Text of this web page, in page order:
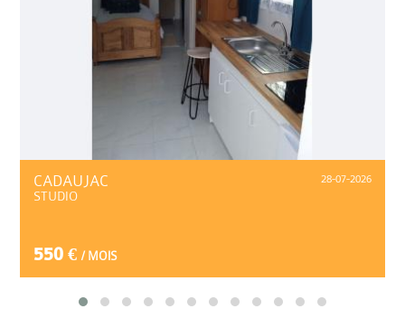
28-07-2026
CADAUJAC
STUDIO
550 € / MOIS